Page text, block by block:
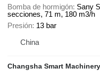
Bomba de hormigón Sany
secciones, 71 m, 180 m3/h
Presión 13 bar
China
Changsha Smart